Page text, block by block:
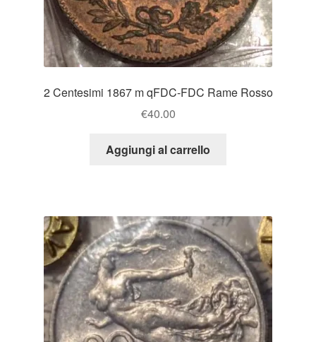
2 Centesimi 1867 m qFDC-FDC Rame Rosso
€40.00
Aggiungi al carrello